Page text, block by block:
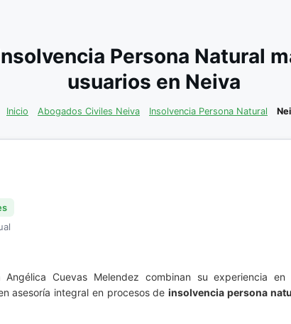
Persona Natural
usuarios en Neiva
Inicio Abogados Civiles Neiva Insolvencia Persona Natural
Cuevas Melendez combinan su experiencia en
asesoría integral en procesos deinsolvencia persona